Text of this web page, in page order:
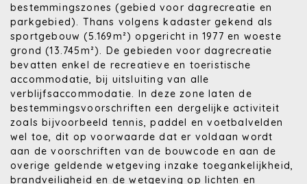
bestemmingszones (gebied voor dagrecreatie en
parkgebied). Thans volgens kadaster gekend als
sportgebouw (5.169m²) opgericht in 1977 en woeste
grond (13.745m²). De gebieden voor dagrecreatie
bevatten enkel de recreatieve en toeristische
accommodatie, bij uitsluiting van alle
verblijfsaccommodatie. In deze zone laten de
bestemmingsvoorschriften een dergelijke activiteit
zoals bijvoorbeeld tennis, paddel en voetbalvelden
wel toe, dit op voorwaarde dat er voldaan wordt
aan de voorschriften van de bouwcode en aan de
overige geldende wetgeving inzake toegankelijkheid,
brandveiligheid en de wetgeving op lichten en